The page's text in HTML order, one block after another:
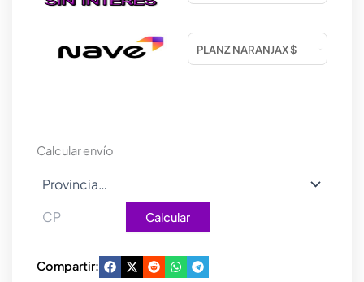
Calcular envío
Calcular
Compartir: